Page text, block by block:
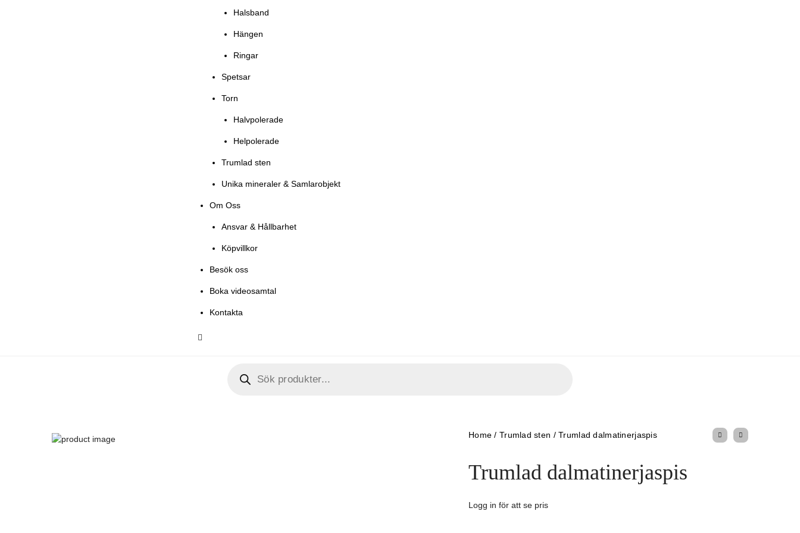
Halsband
Hängen
Ringar
Spetsar
Torn
Halvpolerade
Helpolerade
Trumlad sten
Unika mineraler & Samlarobjekt
Om Oss
Ansvar & Hållbarhet
Köpvillkor
Besök oss
Boka videosamtal
Kontakta
Home / Trumlad sten /Trumlad dalmatinerjaspis
Trumlad dalmatinerjaspis
Logg in för att se pris